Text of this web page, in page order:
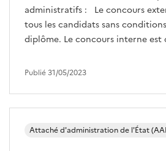
administratifs : Le concours
tous les candidats sans
diplôme. Le concours interne est
Publié 31/05/2023
Attaché d'administration de l'État